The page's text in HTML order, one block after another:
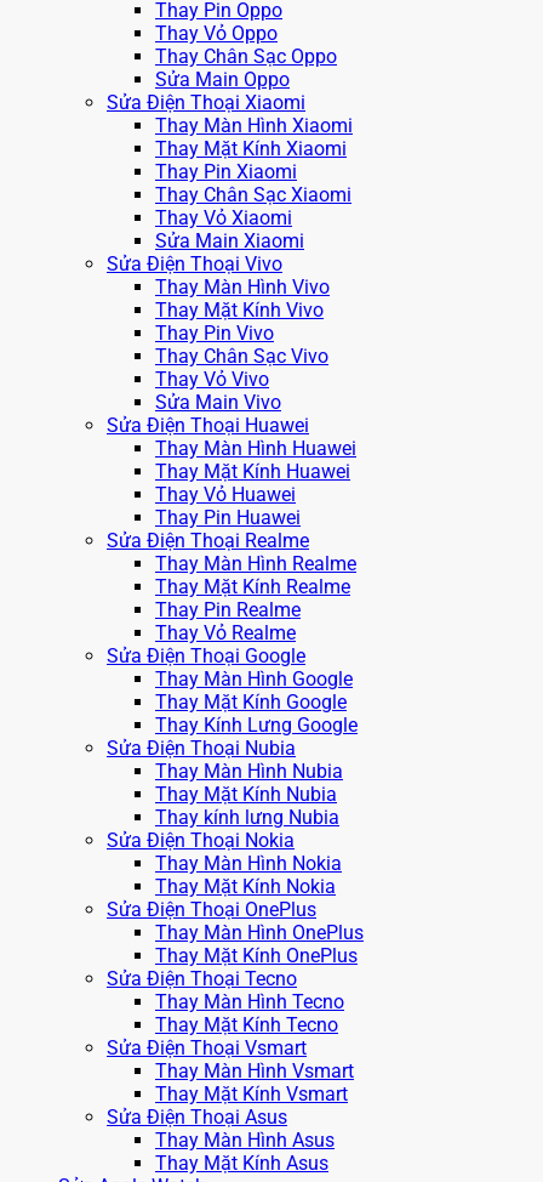
Thay Pin Oppo
Thay Vỏ Oppo
Thay Chân Sạc Oppo
Sửa Main Oppo
Sửa Điện Thoại Xiaomi
Thay Màn Hình Xiaomi
Thay Mặt Kính Xiaomi
Thay Pin Xiaomi
Thay Chân Sạc Xiaomi
Thay Vỏ Xiaomi
Sửa Main Xiaomi
Sửa Điện Thoại Vivo
Thay Màn Hình Vivo
Thay Mặt Kính Vivo
Thay Pin Vivo
Thay Chân Sạc Vivo
Thay Vỏ Vivo
Sửa Main Vivo
Sửa Điện Thoại Huawei
Thay Màn Hình Huawei
Thay Mặt Kính Huawei
Thay Vỏ Huawei
Thay Pin Huawei
Sửa Điện Thoại Realme
Thay Màn Hình Realme
Thay Mặt Kính Realme
Thay Pin Realme
Thay Vỏ Realme
Sửa Điện Thoại Google
Thay Màn Hình Google
Thay Mặt Kính Google
Thay Kính Lưng Google
Sửa Điện Thoại Nubia
Thay Màn Hình Nubia
Thay Mặt Kính Nubia
Thay kính lưng Nubia
Sửa Điện Thoại Nokia
Thay Màn Hình Nokia
Thay Mặt Kính Nokia
Sửa Điện Thoại OnePlus
Thay Màn Hình OnePlus
Thay Mặt Kính OnePlus
Sửa Điện Thoại Tecno
Thay Màn Hình Tecno
Thay Mặt Kính Tecno
Sửa Điện Thoại Vsmart
Thay Màn Hình Vsmart
Thay Mặt Kính Vsmart
Sửa Điện Thoại Asus
Thay Màn Hình Asus
Thay Mặt Kính Asus